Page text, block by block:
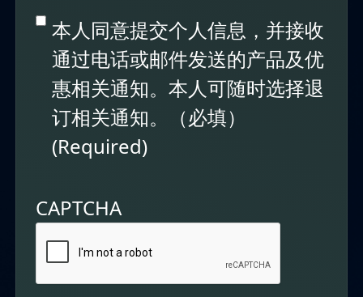
业
时
间
钟
同
意
与
通
(Required)
本人同意提交个人信息，并接收
通过电话或邮件发送的产品及优
惠相关通知。本人可随时选择退
订相关通知。（必填）
(Required)
CAPTCHA